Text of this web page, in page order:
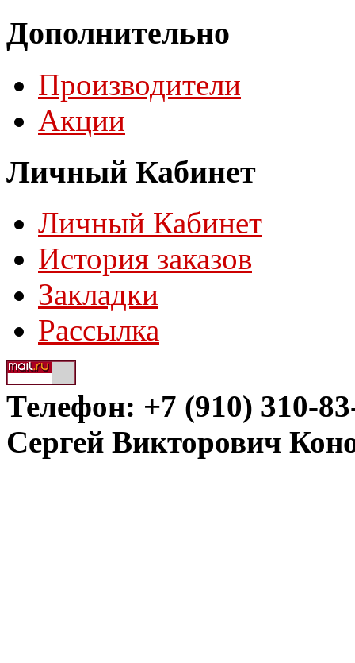
Дополнительно
Производители
Акции
Личный Кабинет
Личный Кабинет
История заказов
Закладки
Рассылка
Телефон: +7 (910) 310-
Сергей Викторович